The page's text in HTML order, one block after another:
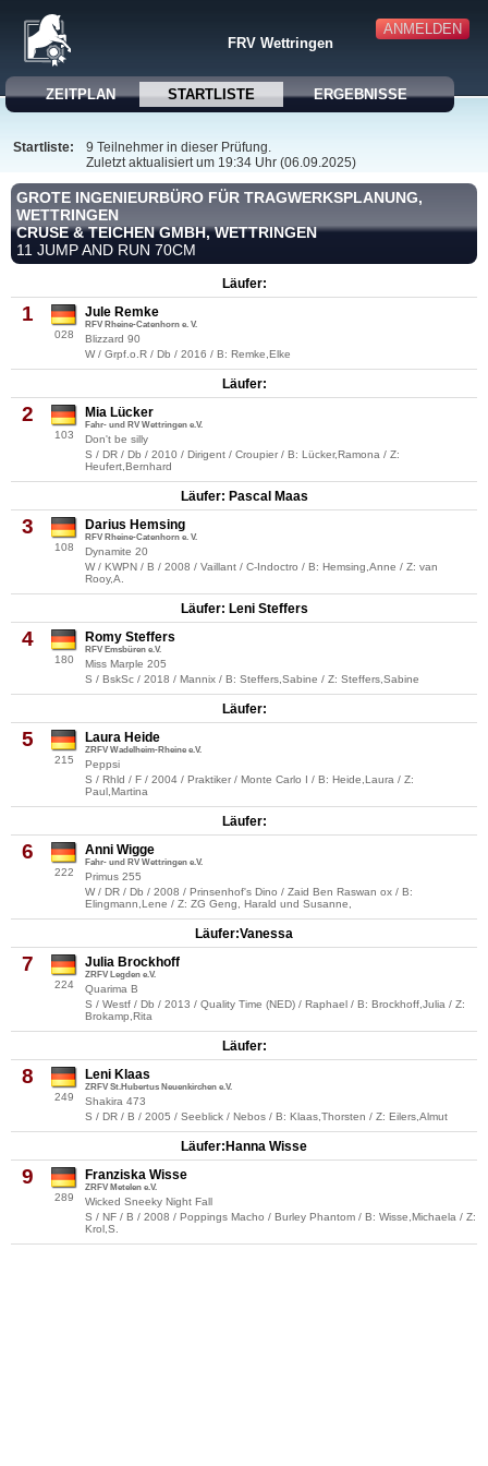
ANMELDEN
FRV Wettringen
ZEITPLAN STARTLISTE ERGEBNISSE
Startliste:
9 Teilnehmer in dieser Prüfung.
Zuletzt aktualisiert um 19:34 Uhr (06.09.2025)
GROTE INGENIEURBÜRO FÜR TRAGWERKSPLANUNG,
WETTRINGEN
CRUSE & TEICHEN GMBH, WETTRINGEN
11 JUMP AND RUN 70CM
Läufer:
1
028
Jule Remke
RFV Rheine-Catenhorn e. V.
Blizzard 90
W / Grpf.o.R / Db / 2016 / B: Remke,Elke
Läufer:
2
103
Mia Lücker
Fahr- und RV Wettringen e.V.
Don't be silly
S / DR / Db / 2010 / Dirigent / Croupier / B: Lücker,Ramona / Z:
Heufert,Bernhard
Läufer: Pascal Maas
3
108
Darius Hemsing
RFV Rheine-Catenhorn e. V.
Dynamite 20
W / KWPN / B / 2008 / Vaillant / C-Indoctro / B: Hemsing,Anne / Z: van
Rooy,A.
Läufer: Leni Steffers
4
180
Romy Steffers
RFV Emsbüren e.V.
Miss Marple 205
S / BskSc / 2018 / Mannix / B: Steffers,Sabine / Z: Steffers,Sabine
Läufer:
5
215
Laura Heide
ZRFV Wadelheim-Rheine e.V.
Peppsi
S / Rhld / F / 2004 / Praktiker / Monte Carlo I / B: Heide,Laura / Z:
Paul,Martina
Läufer:
6
222
Anni Wigge
Fahr- und RV Wettringen e.V.
Primus 255
W / DR / Db / 2008 / Prinsenhof's Dino / Zaid Ben Raswan ox / B:
Elingmann,Lene / Z: ZG Geng, Harald und Susanne,
Läufer:Vanessa
7
224
Julia Brockhoff
ZRFV Legden e.V.
Quarima B
S / Westf / Db / 2013 / Quality Time (NED) / Raphael / B: Brockhoff,Julia / Z:
Brokamp,Rita
Läufer:
8
249
Leni Klaas
ZRFV St.Hubertus Neuenkirchen e.V.
Shakira 473
S / DR / B / 2005 / Seeblick / Nebos / B: Klaas,Thorsten / Z: Eilers,Almut
Läufer:Hanna Wisse
9
289
Franziska Wisse
ZRFV Metelen e.V.
Wicked Sneeky Night Fall
S / NF / B / 2008 / Poppings Macho / Burley Phantom / B: Wisse,Michaela / Z:
Krol,S.